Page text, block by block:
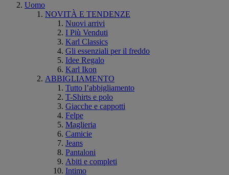
Uomo
NOVITÀ E TENDENZE
Nuovi arrivi
I Più Venduti
Karl Classics
Gli essenziali per il freddo
Idee Regalo
Karl Ikon
ABBIGLIAMENTO
Tutto l’abbigliamento
T-Shirts e polo
Giacche e cappotti
Felpe
Maglieria
Camicie
Jeans
Pantaloni
Abiti e completi
Intimo